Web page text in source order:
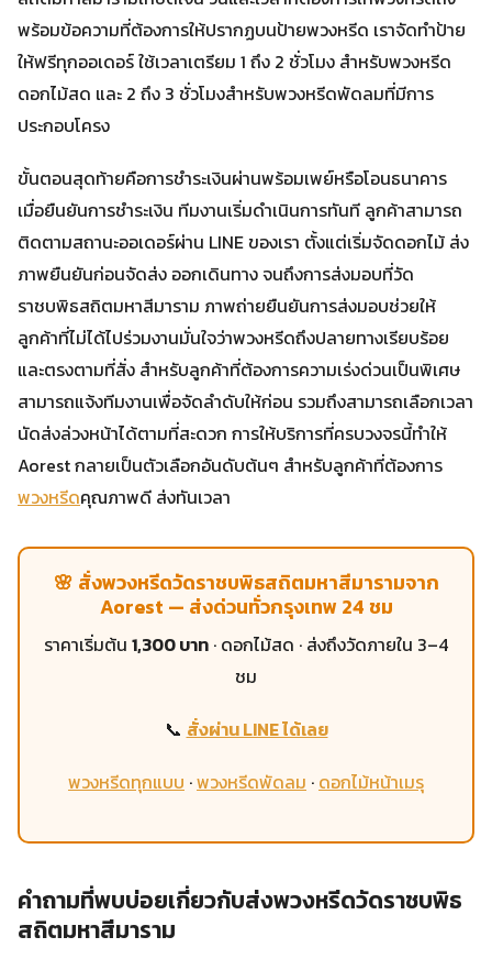
พร้อมข้อความที่ต้องการให้ปรากฏบนป้ายพวงหรีด เราจัดทำป้าย
ให้ฟรีทุกออเดอร์ ใช้เวลาเตรียม 1 ถึง 2 ชั่วโมง สำหรับพวงหรีด
ดอกไม้สด และ 2 ถึง 3 ชั่วโมงสำหรับพวงหรีดพัดลมที่มีการ
ประกอบโครง
ขั้นตอนสุดท้ายคือการชำระเงินผ่านพร้อมเพย์หรือโอนธนาคาร
เมื่อยืนยันการชำระเงิน ทีมงานเริ่มดำเนินการทันที ลูกค้าสามารถ
ติดตามสถานะออเดอร์ผ่าน LINE ของเรา ตั้งแต่เริ่มจัดดอกไม้ ส่ง
ภาพยืนยันก่อนจัดส่ง ออกเดินทาง จนถึงการส่งมอบที่วัด
ราชบพิธสถิตมหาสีมาราม ภาพถ่ายยืนยันการส่งมอบช่วยให้
ลูกค้าที่ไม่ได้ไปร่วมงานมั่นใจว่าพวงหรีดถึงปลายทางเรียบร้อย
และตรงตามที่สั่ง สำหรับลูกค้าที่ต้องการความเร่งด่วนเป็นพิเศษ
สามารถแจ้งทีมงานเพื่อจัดลำดับให้ก่อน รวมถึงสามารถเลือกเวลา
นัดส่งล่วงหน้าได้ตามที่สะดวก การให้บริการที่ครบวงจรนี้ทำให้
Aorest กลายเป็นตัวเลือกอันดับต้นๆ สำหรับลูกค้าที่ต้องการ
พวงหรีดคุณภาพดี ส่งทันเวลา
🌸 สั่งพวงหรีดวัดราชบพิธสถิตมหาสีมารามจาก
Aorest — ส่งด่วนทั่วกรุงเทพ 24 ชม
ราคาเริ่มต้น 1,300 บาท · ดอกไม้สด · ส่งถึงวัดภายใน 3–4
ชม
📞 สั่งผ่าน LINE ได้เลย
พวงหรีดทุกแบบ ·พวงหรีดพัดลม · ดอกไม้หน้าเมรุ
คำถามที่พบบ่อยเกี่ยวกับส่งพวงหรีดวัดราชบพิธ
สถิตมหาสีมาราม